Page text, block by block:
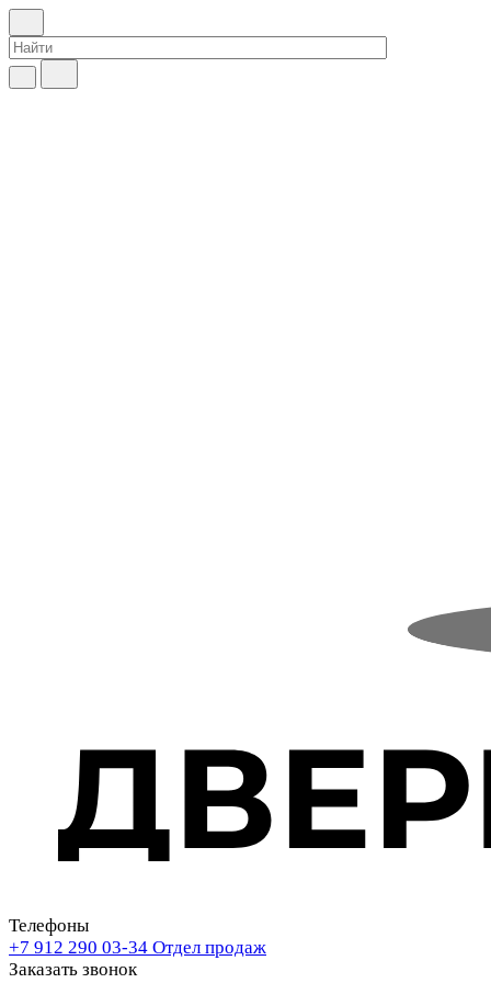
Телефоны
+7 912 290 03-34 Отдел продаж
Заказать звонок